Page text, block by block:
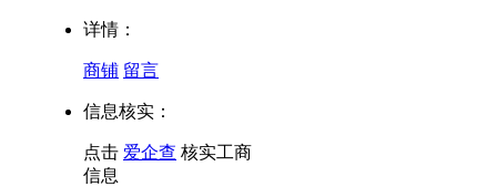
详情：
商铺 留言
信息核实：
点击 爱企查 核实工商
信息